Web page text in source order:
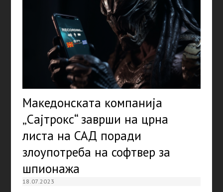
Македонската компанија
„Сајтрокс“ заврши на црна
листа на САД поради
злоупотреба на софтвер за
шпионажа
18.07.2023